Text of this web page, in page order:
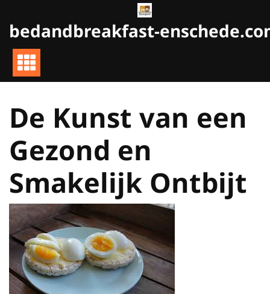
de
inhoud
gaan
bedandbreakfast-
De Kunst van een
Gezond en
Smakelijk Ontbijt